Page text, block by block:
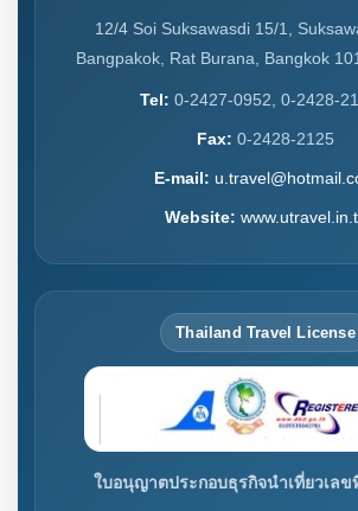
12/4 Soi Suksawasdi 15/1,
Bangpakok, Rat Burana, Bangkok
Tel: 0-2427-0952, 0-2428-
Fax: 0-2428-2125
E-mail:
Website:
Thailand Travel License
ใบอนุญาตประกอบธุรกิจนำเที่ยวเลข